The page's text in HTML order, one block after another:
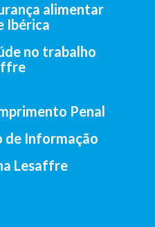
alimentar
Ibérica
no trabalho
Penal
de Informação
Lesaffre